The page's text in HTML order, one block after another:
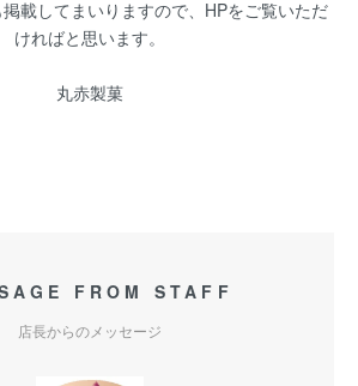
載してまいりますので、HPをご覧いただ
ければと思います。
丸赤製菓
FROM STAFF
店長からのメッセージ